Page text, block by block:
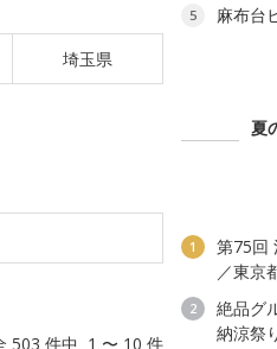
埼玉県
503 件中 1 〜 10 件
5
麻布台
夏
1
第75回
／東京
2
絶品グ
納涼祭